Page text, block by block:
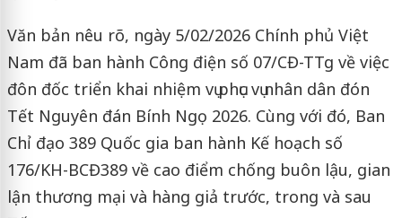
Văn bản nêu rõ, ngày 5/02/2026 Chính phủ Việt
Nam đã ban hành Công điện số 07/CĐ-TTg về việc
đôn đốc triển khai nhiệm vụ phục vụ nhân dân đón
Tết Nguyên đán Bính Ngọ 2026. Cùng với đó, Ban
Chỉ đạo 389 Quốc gia ban hành Kế hoạch số
176/KH-BCĐ389 về cao điểm chống buôn lậu, gian
lận thương mại và hàng giả trước, trong và sau